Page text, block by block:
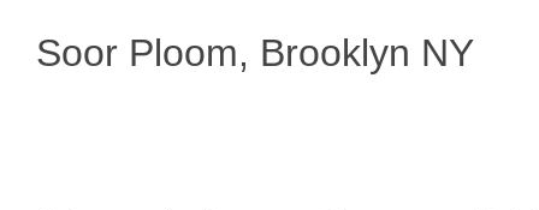
Soor Ploom, Brooklyn NY